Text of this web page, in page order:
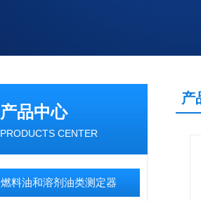
产品中心
PRODUCTS CENTER
燃料油和溶剂油类测定器
产